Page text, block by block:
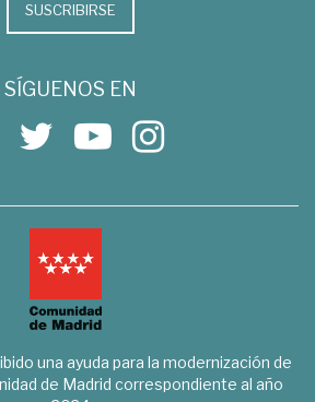
SUSCRIBIRSE
SÍGUENOS EN
una ayuda para la modernización de
de Madrid correspondiente al año